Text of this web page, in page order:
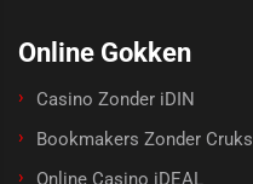
Online Gokken
Casino Zonder iDIN
Bookmakers Zonder Cruks
Online Casino iDEAL